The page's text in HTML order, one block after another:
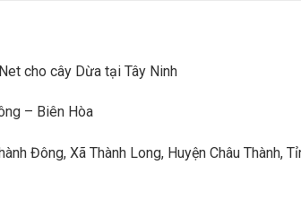
cho cây Dừa tại Tây Ninh
– Biên Hòa
Đông, Xã Thành Long, Huyện Châu Thành,